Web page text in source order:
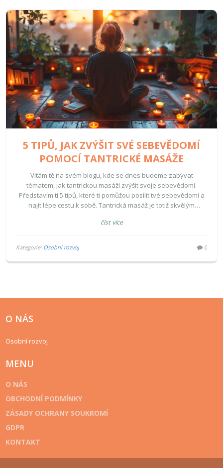
5 TIPŮ, JAK ZVÝŠIT SVÉ SEBEVĚDOMÍ
POMOCÍ TANTRICKÉ MASÁŽE
Vítám tě na svém blogu, kde se dnes budeme zabývat
tématem, jak tantrickou masáží zvýšit svoje sebevědomí.
Představím ti 5 tipů, které ti pomůžou posílit tvé sebevědomí a
najít lépe cestu k sobě. Tantrická masáž je totiž skvělým
prospěch! Připoj se ke mně a objev nové možnosti, jak na sobě
číst více
Kategorie: Osobní rozvoj 0
O NÁS
Osobní rozvoj
MENU
O NÁS
OBCHODNÍ PODMÍNKY
ZÁSADY OCHRANY SOUKROMÍ
GDPR
KONTAKT